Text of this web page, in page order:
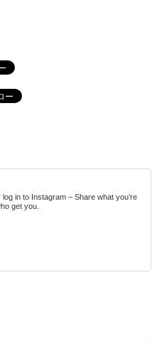
in to Instagram – Share what you’re
get you.